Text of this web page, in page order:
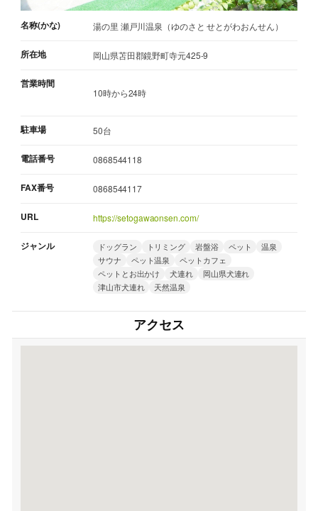
名称(かな) 湯の里 瀬戸川温泉（ゆのさと せとがわおんせん）
所在地 岡山県苫田郡鏡野町寺元425-9
営業時間
10時から24時
駐車場 50台
電話番号 0868544118
FAX番号 0868544117
URL https://setogawaonsen.com/
ジャンル ドッグラン トリミング 岩盤浴 ペット
温泉
サウナ
ペット温泉
ペットカフェ
ペットとお出かけ
犬連れ
岡山県犬連れ
津山市犬連れ
天然温泉
アクセス